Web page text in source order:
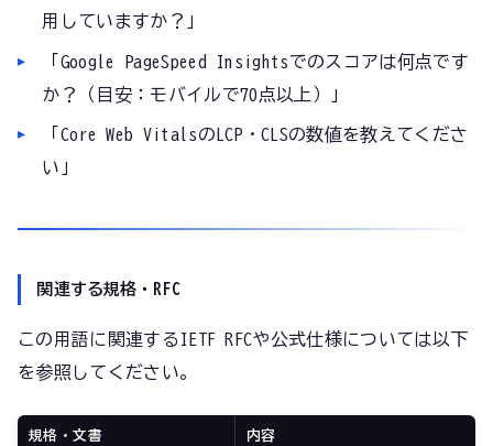
用していますか？」
「Google PageSpeed Insightsでのスコアは何点です
か？（目安：モバイルで70点以上）」
「Core Web VitalsのLCP・CLSの数値を教えてくださ
い」
関連する規格・RFC
この用語に関連するIETF RFCや公式仕様については以下
を参照してください。
規格・文書 内容